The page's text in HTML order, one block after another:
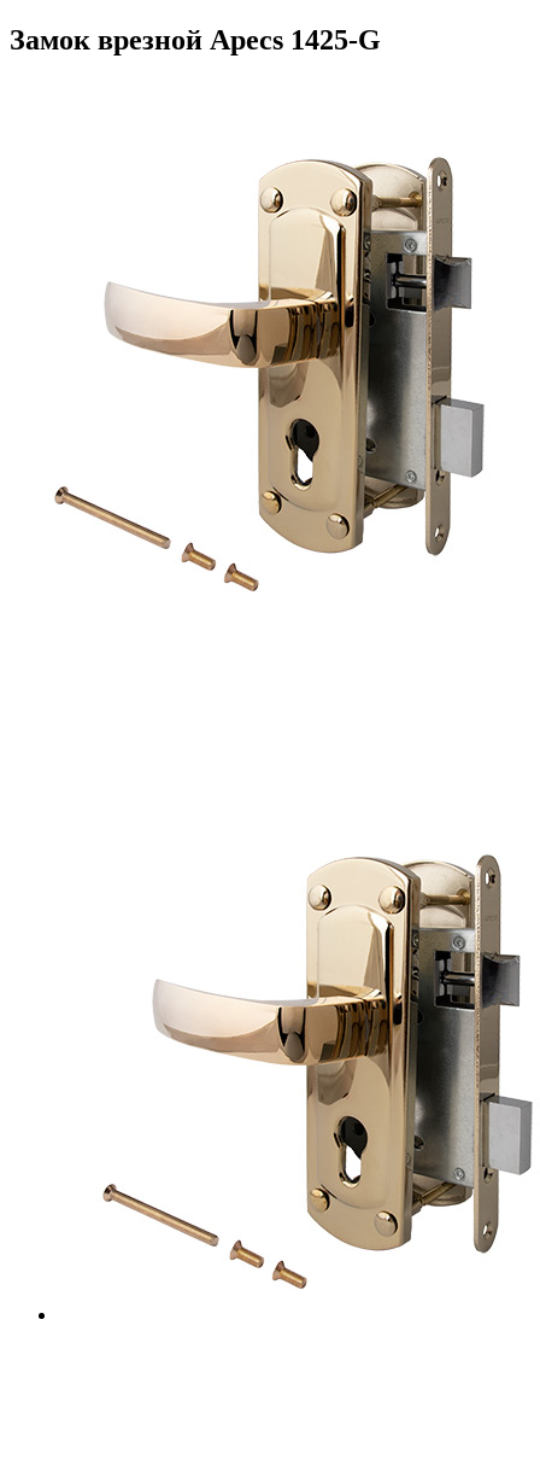
Замок врезной Apecs 1425-G